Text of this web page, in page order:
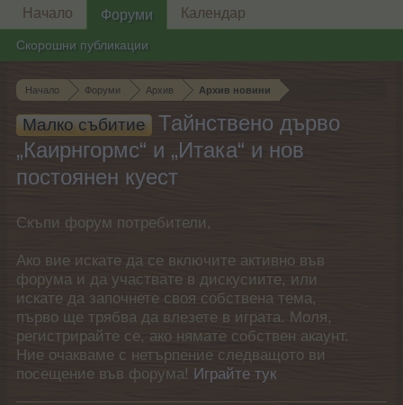
Начало Форуми Архив Архив новини
Малко събитие
Тайнствено дърво
„Каирнгормс“ и „Итака“ и нов
постоянен куест
Скъпи форум потребители,
Ако вие искате да се включите активно във
форума и да участвате в дискусиите, или
искате да започнете своя собствена тема,
първо ще трябва да влезете в играта. Моля,
регистрирайте се, ако нямате собствен акаунт.
Ние очакваме с нетърпение следващото ви
посещение във форума! Играйте тук
Начало Форуми
Скорошни публикации
Календар